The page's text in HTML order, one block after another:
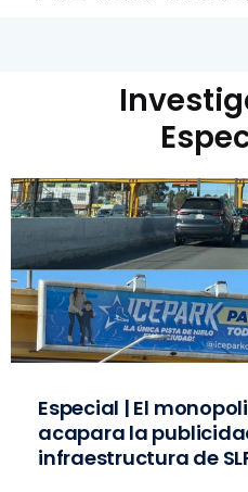
Especial | El
acapara la
infraestructura de